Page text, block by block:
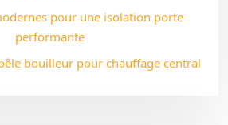
pour une isolation porte
performante
bouilleur pour chauffage central